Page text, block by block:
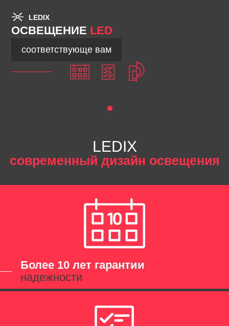
LEDIX
ОСВЕЩЕНИЕ LED
соответствующе вам
LEDIX
современный дизайн освещения
Более 10 лет гарантии
надежности